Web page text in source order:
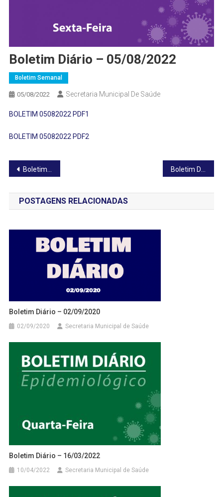
Boletim Diário – 05/08/2022
Boletim Semanal
05/08/2022 Secretaria Municipal De Saúde
BOLETIM 05082022 PDF1
BOLETIM 05082022 PDF2
Navegação
de
Post
Boletim Diário – 04/08/2022 Boletim Diário – 06/08/2022
POSTAGENS RELACIONADAS
Boletim Diário – 02/09/2020
02/09/2020 Secretaria Municipal de Saúde
Boletim Diário – 16/03/2022
10/04/2022 Secretaria Municipal de Saúde